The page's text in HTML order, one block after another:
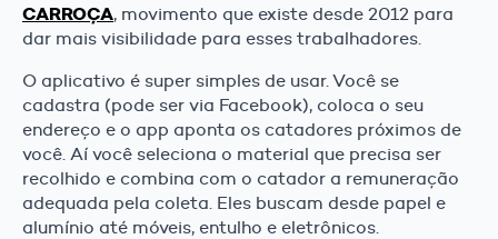
CARROÇA, movimento que existe desde 2012 para
dar mais visibilidade para esses trabalhadores.
O aplicativo é super simples de usar. Você se
cadastra (pode ser via Facebook), coloca o seu
endereço e o app aponta os catadores próximos de
você. Aí você seleciona o material que precisa ser
recolhido e combina com o catador a remuneração
adequada pela coleta. Eles buscam desde papel e
alumínio até móveis, entulho e eletrônicos.